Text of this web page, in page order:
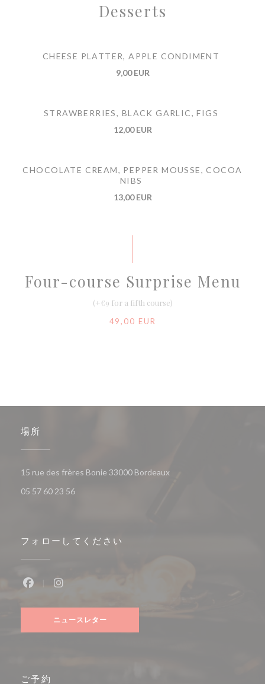
Desserts
CHEESE PLATTER, APPLE CONDIMENT
9,00 EUR
STRAWBERRIES, BLACK GARLIC, FIGS
12,00 EUR
CHOCOLATE CREAM, PEPPER MOUSSE, COCOA
NIBS
13,00 EUR
Four-course Surprise Menu
(+€9 for a fifth course)
49,00 EUR
場所
15 rue des frères Bonie 33000 Bordeaux((新しいウィンドウで開
05 57 60 23 56
フォローしてください
ニュースレター
ご予約